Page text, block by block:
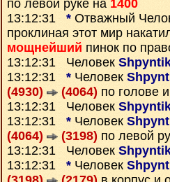
по левой руке на 1400
13:12:31 * Отважный
проклиная этот мир
мощнейший пинок по
13:12:31 Человек
13:12:31 * Человек
(4930)
(4064) по голове
13:12:31 Человек
13:12:31 * Человек
(4064)
(3198) по левой
13:12:31 Человек
13:12:31 * Человек